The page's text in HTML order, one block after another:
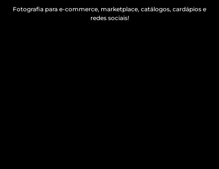
Fotografia para e-commerce, marketplace, catálogos, cardápios e
redes sociais!